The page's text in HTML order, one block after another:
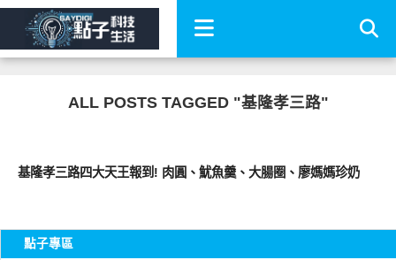
ALL POSTS TAGGED "基隆孝三路"
基隆孝三路四大天王報到! 肉圓、魷魚羹、大腸圈、廖媽媽珍奶
點子專區